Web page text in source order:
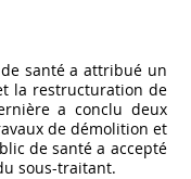
santé a attribué un
la restructuration de
a conclu deux
de démolition et
de santé a accepté
sous-traitant.